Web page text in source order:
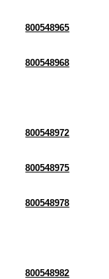
800548965
800548968
800548972
800548975
800548978
800548982